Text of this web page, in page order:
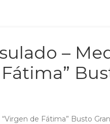
–
de Fátima” Busto